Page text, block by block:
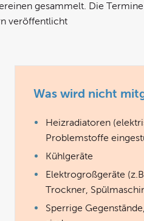
gesammelt. Die
veröffentlicht
Was wird nicht
Heizradiatoren
Problemstoffe
Kühlgeräte
Elektrogroßgeräte
Trockner,
Sperrige